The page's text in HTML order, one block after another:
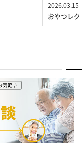
2026.03.15
おやつレ